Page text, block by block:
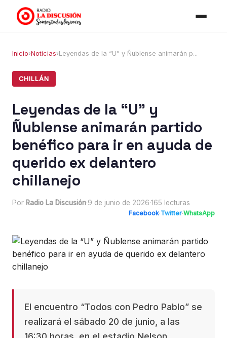
Inicio›Noticias›Leyendas de la “U” y Ñublense animarán p...
CHILLÁN
Leyendas de la “U” y
Ñublense animarán partido
benéfico para ir en ayuda de
querido ex delantero
chillanejo
Por Radio La Discusión·9 de junio de 2026·165 lecturas
Facebook·Twitter·WhatsApp
El encuentro “Todos con Pedro Pablo” se
realizará el sábado 20 de junio, a las